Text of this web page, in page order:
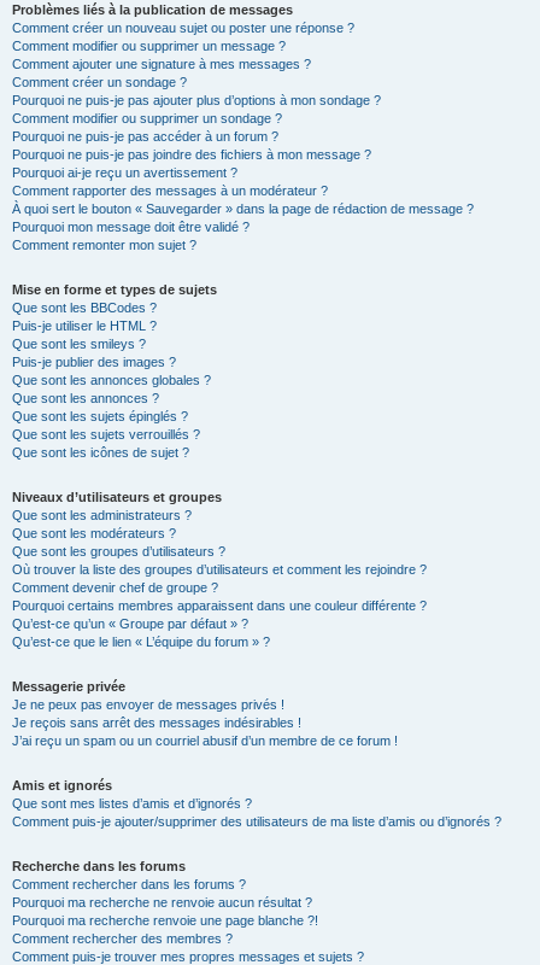
Problèmes liés à la publication de messages
Comment créer un nouveau sujet ou poster une réponse ?
Comment modifier ou supprimer un message ?
Comment ajouter une signature à mes messages ?
Comment créer un sondage ?
Pourquoi ne puis-je pas ajouter plus d’options à mon sondage ?
Comment modifier ou supprimer un sondage ?
Pourquoi ne puis-je pas accéder à un forum ?
Pourquoi ne puis-je pas joindre des fichiers à mon message ?
Pourquoi ai-je reçu un avertissement ?
Comment rapporter des messages à un modérateur ?
À quoi sert le bouton « Sauvegarder » dans la page de rédaction de message ?
Pourquoi mon message doit être validé ?
Comment remonter mon sujet ?
Mise en forme et types de sujets
Que sont les BBCodes ?
Puis-je utiliser le HTML ?
Que sont les smileys ?
Puis-je publier des images ?
Que sont les annonces globales ?
Que sont les annonces ?
Que sont les sujets épinglés ?
Que sont les sujets verrouillés ?
Que sont les icônes de sujet ?
Niveaux d’utilisateurs et groupes
Que sont les administrateurs ?
Que sont les modérateurs ?
Que sont les groupes d’utilisateurs ?
Où trouver la liste des groupes d’utilisateurs et comment les rejoindre ?
Comment devenir chef de groupe ?
Pourquoi certains membres apparaissent dans une couleur différente ?
Qu’est-ce qu’un « Groupe par défaut » ?
Qu’est-ce que le lien « L’équipe du forum » ?
Messagerie privée
Je ne peux pas envoyer de messages privés !
Je reçois sans arrêt des messages indésirables !
J’ai reçu un spam ou un courriel abusif d’un membre de ce forum !
Amis et ignorés
Que sont mes listes d’amis et d’ignorés ?
Comment puis-je ajouter/supprimer des utilisateurs de ma liste d’amis ou d’ignorés ?
Recherche dans les forums
Comment rechercher dans les forums ?
Pourquoi ma recherche ne renvoie aucun résultat ?
Pourquoi ma recherche renvoie une page blanche ?!
Comment rechercher des membres ?
Comment puis-je trouver mes propres messages et sujets ?